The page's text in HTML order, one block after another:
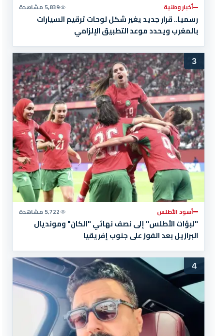
أخبار وطنية 5,839 مشاهدة
رسميا.. قرار جديد يغير شكل لوحات ترقيم السيارات
بالمغرب ويحدد موعد التطبيق الإلزامي
3
أسود الأطلس 5,722 مشاهدة
"لبؤات الأطلس" إلى نصف نهائي "الكان" ومونديال
البرازيل بعد الفوز على جنوب إفريقيا
4